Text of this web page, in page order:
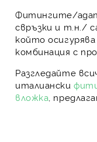
Фитингите/
свръзки и т.н./
който
комбинация с
Разгледайте
италиански
вложка ,